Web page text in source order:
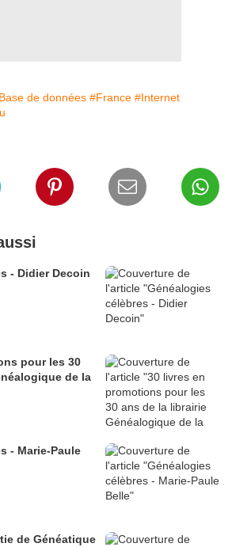
de données #France #Internet
- Didier Decoin
pour les 30
de la
- Marie-Paule
de Généatique